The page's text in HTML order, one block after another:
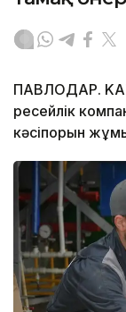
ПАВЛОДАР.
ресейлік
кәсіпорын